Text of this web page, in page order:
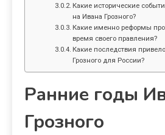
Какие исторические
на Ивана Грозного?
Какие именно реформы
время своего правления?
Какие последствия
Грозного для России?
Ранние годы
Грозного